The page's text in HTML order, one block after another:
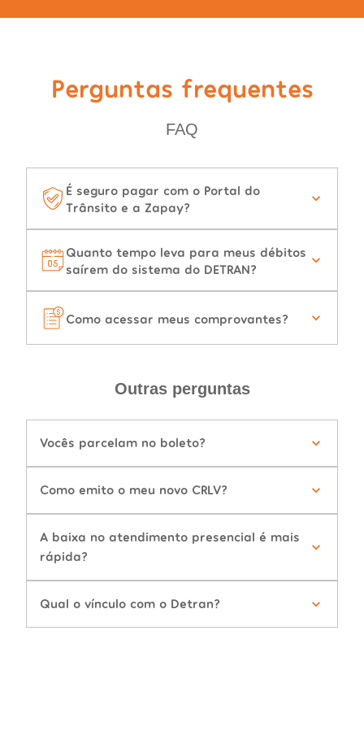
Perguntas frequentes
FAQ
É seguro pagar com o Portal do
Trânsito e a Zapay?
Quanto tempo leva para meus débitos
saírem do sistema do DETRAN?
Como acessar meus comprovantes?
Outras perguntas
Vocês parcelam no boleto?
Como emito o meu novo CRLV?
A baixa no atendimento presencial é mais
rápida?
Qual o vínculo com o Detran?